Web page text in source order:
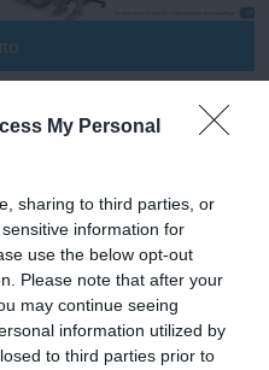
My Personal
sharing to third parties, or
information for
use the below opt-out
Please note that after your
may continue seeing
information utilized by
to third parties prior to